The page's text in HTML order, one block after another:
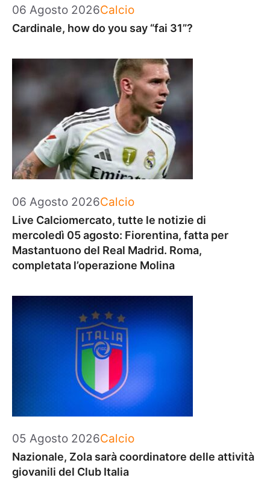
06 Agosto 2026Categorie
Calcio
Cardinale, how do you say “fai 31”?
06 Agosto 2026Categorie
Calcio
Live Calciomercato, tutte le notizie di
mercoledì 05 agosto: Fiorentina, fatta per
Mastantuono del Real Madrid. Roma,
completata l’operazione Molina
05 Agosto 2026Categorie
Calcio
Nazionale, Zola sarà coordinatore delle attività
giovanili del Club Italia